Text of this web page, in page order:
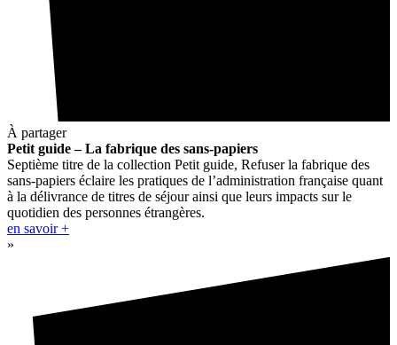
À partager
Petit guide – La fabrique des sans-papiers
Septième titre de la collection Petit guide, Refuser la fabrique des
sans-papiers éclaire les pratiques de l’administration française quant
à la délivrance de titres de séjour ainsi que leurs impacts sur le
quotidien des personnes étrangères.
en savoir +
»